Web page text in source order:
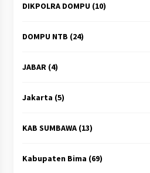
DIKPOLRA DOMPU(10)
DOMPU NTB (24)
JABAR(4)
Jakarta (5)
KAB SUMBAWA(13)
Kabupaten Bima (69)